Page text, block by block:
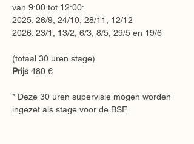
van 9:00 tot 12:00:
2025: 26/9, 24/10, 28/11, 12/12
2026: 23/1, 13/2, 6/3, 8/5, 29/5 en 19/6
(totaal 30 uren stage)
Prijs 480 €
* Deze 30 uren supervisie mogen worden
ingezet als stage voor de BSF.